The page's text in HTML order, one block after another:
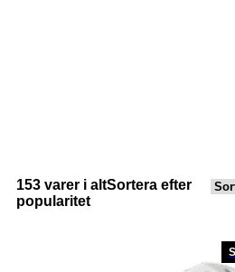
153 varer i altSortera efter
popularitet